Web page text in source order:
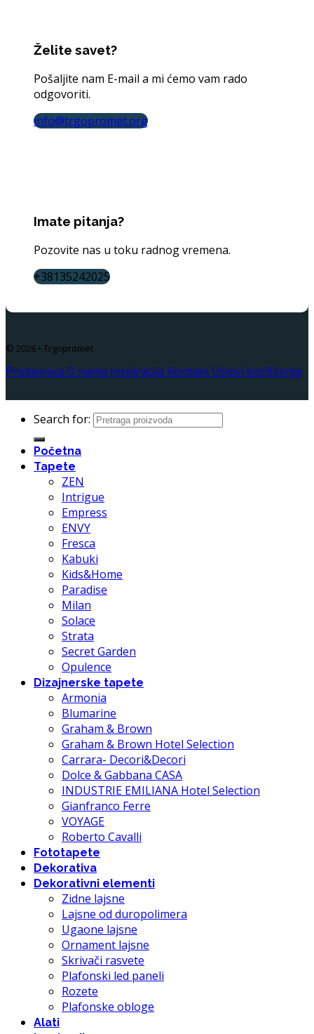
Želite savet?
Pošaljite nam E-mail a mi ćemo vam rado
odgovoriti.
info@trgopromet.org
Imate pitanja?
Pozovite nas u toku radnog vremena.
+38135242025
© 2026 • Trgopromet
Prodavnica O nama Inspiracija Kontakt Uslovi korišćenja
Search for:
Početna
Tapete
ZEN
Intrigue
Empress
ENVY
Fresca
Kabuki
Kids&Home
Paradise
Milan
Solace
Strata
Secret Garden
Opulence
Dizajnerske tapete
Armonia
Blumarine
Graham & Brown
Graham & Brown Hotel Selection
Carrara- Decori&Decori
Dolce & Gabbana CASA
INDUSTRIE EMILIANA Hotel Selection
Gianfranco Ferre
VOYAGE
Roberto Cavalli
Fototapete
Dekorativa
Dekorativni elementi
Zidne lajsne
Lajsne od duropolimera
Ugaone lajsne
Ornament lajsne
Skrivači rasvete
Plafonski led paneli
Rozete
Plafonske obloge
Alati